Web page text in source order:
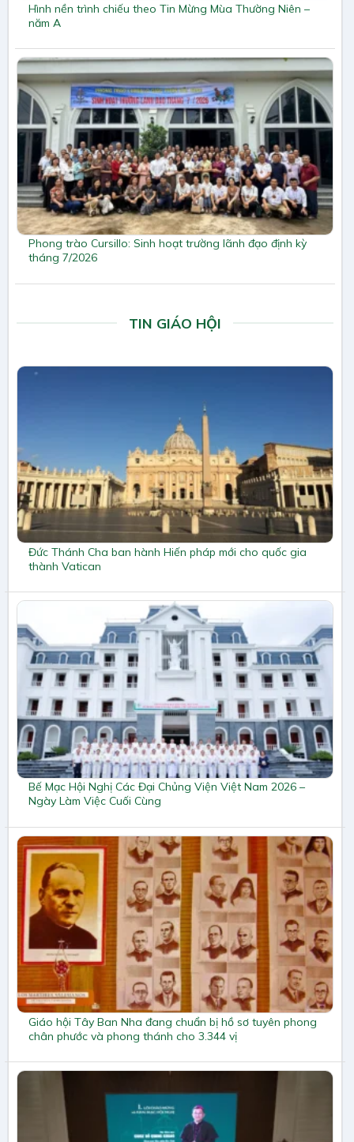
Hình nền trình chiếu theo Tin Mừng Mùa Thường Niên –
năm A
Phong trào Cursillo: Sinh hoạt trường lãnh đạo định kỳ
tháng 7/2026
TIN GIÁO HỘI
Đức Thánh Cha ban hành Hiến pháp mới cho quốc gia
thành Vatican
Bế Mạc Hội Nghị Các Đại Chủng Viện Việt Nam 2026 –
Ngày Làm Việc Cuối Cùng
Giáo hội Tây Ban Nha đang chuẩn bị hồ sơ tuyên phong
chân phước và phong thánh cho 3.344 vị